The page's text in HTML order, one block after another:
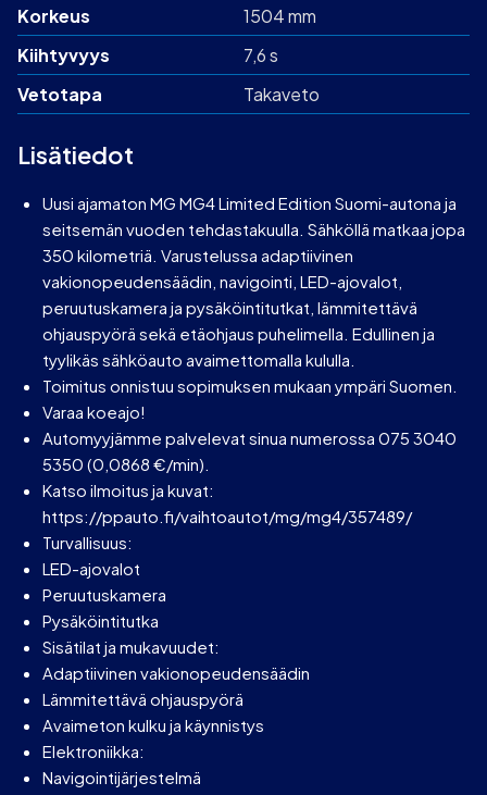
Korkeus
1504 mm
Kiihtyvyys
7,6 s
Vetotapa
Takaveto
Lisätiedot
Uusi ajamaton MG MG4 Limited Edition Suomi-autona ja
seitsemän vuoden tehdastakuulla. Sähköllä matkaa jopa
350 kilometriä. Varustelussa adaptiivinen
vakionopeudensäädin, navigointi, LED-ajovalot,
peruutuskamera ja pysäköintitutkat, lämmitettävä
ohjauspyörä sekä etäohjaus puhelimella. Edullinen ja
tyylikäs sähköauto avaimettomalla kululla.
Toimitus onnistuu sopimuksen mukaan ympäri Suomen.
Varaa koeajo!
Automyyjämme palvelevat sinua numerossa 075 3040
5350 (0,0868 €/min).
Katso ilmoitus ja kuvat:
https://ppauto.fi/vaihtoautot/mg/mg4/357489/
Turvallisuus:
LED-ajovalot
Peruutuskamera
Pysäköintitutka
Sisätilat ja mukavuudet:
Adaptiivinen vakionopeudensäädin
Lämmitettävä ohjauspyörä
Avaimeton kulku ja käynnistys
Elektroniikka:
Navigointijärjestelmä